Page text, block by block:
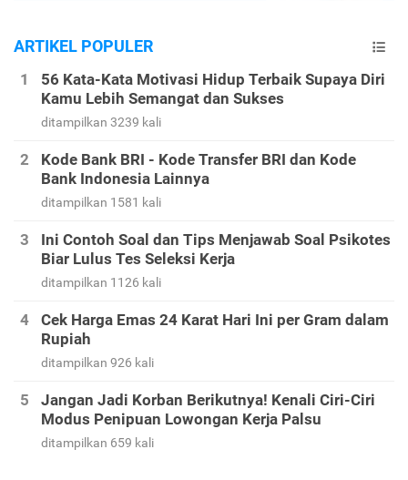
ARTIKEL POPULER
56 Kata-Kata Motivasi Hidup Terbaik Supaya Diri
Kamu Lebih Semangat dan Sukses
ditampilkan 3239 kali
Kode Bank BRI - Kode Transfer BRI dan Kode
Bank Indonesia Lainnya
ditampilkan 1581 kali
Ini Contoh Soal dan Tips Menjawab Soal Psikotes
Biar Lulus Tes Seleksi Kerja
ditampilkan 1126 kali
Cek Harga Emas 24 Karat Hari Ini per Gram dalam
Rupiah
ditampilkan 926 kali
Jangan Jadi Korban Berikutnya! Kenali Ciri-Ciri
Modus Penipuan Lowongan Kerja Palsu
ditampilkan 659 kali